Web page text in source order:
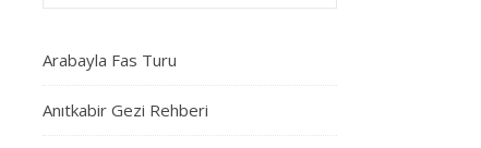
Arabayla Fas Turu
Anıtkabir Gezi Rehberi